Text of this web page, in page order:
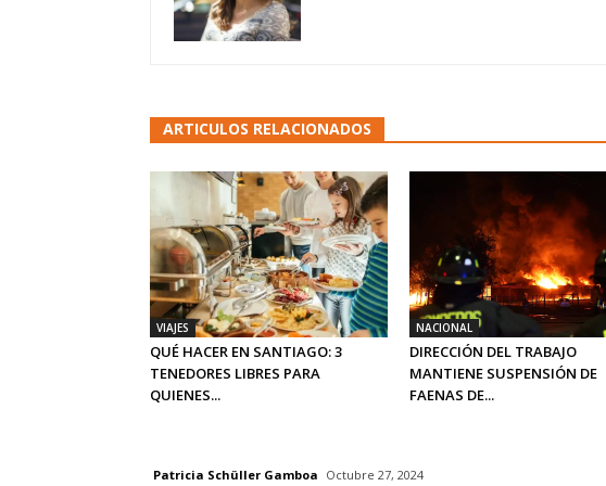
ARTICULOS RELACIONADOS
VIAJES
QUÉ HACER EN SANTIAGO: 3
TENEDORES LIBRES PARA
QUIENES...
NACIONAL
DIRECCIÓN DEL TRABAJO
MANTIENE SUSPENSIÓN DE
FAENAS DE...
Patricia Schüller Gamboa Octubre 27, 2024